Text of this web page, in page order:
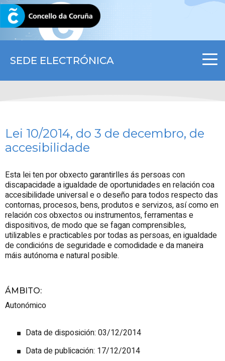
SEDE ELECTRÓNICA
CORUNA.GAL
Lei 10/2014, do 3 de decembro, de
accesibilidade
Esta lei ten por obxecto garantirlles ás persoas con
discapacidade a igualdade de oportunidades en relación coa
accesibilidade universal e o deseño para todos respecto das
contornas, procesos, bens, produtos e servizos, así como en
relación cos obxectos ou instrumentos, ferramentas e
dispositivos, de modo que se fagan comprensibles,
utilizables e practicables por todas as persoas, en igualdade
de condicións de seguridade e comodidade e da maneira
máis autónoma e natural posible.
ÁMBITO:
Autonómico
Data de disposición: 03/12/2014
Data de publicación: 17/12/2014